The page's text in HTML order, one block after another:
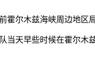
木兹海峡周边地区
天早些时候在霍尔木